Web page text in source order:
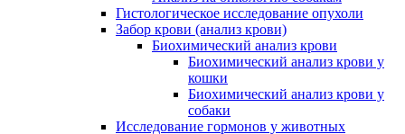
Гистологическое исследование опухоли
Забор крови (анализ крови)
Биохимический анализ крови
Биохимический анализ крови у
кошки
Биохимический анализ крови у
собаки
Исследование гормонов у животных